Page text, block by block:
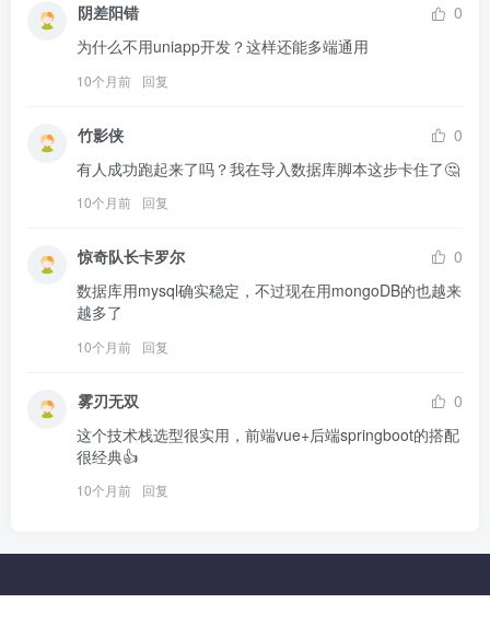
阴差阳错
0
为什么不用uniapp开发？这样还能多端通用
10个月前 回复
竹影侠
0
有人成功跑起来了吗？我在导入数据库脚本这步卡住了🤔
10个月前 回复
惊奇队长卡罗尔
0
数据库用mysql确实稳定，不过现在用mongoDB的也越来
越多了
10个月前 回复
雾刃无双
0
这个技术栈选型很实用，前端vue+后端springboot的搭配
很经典👍
10个月前 回复